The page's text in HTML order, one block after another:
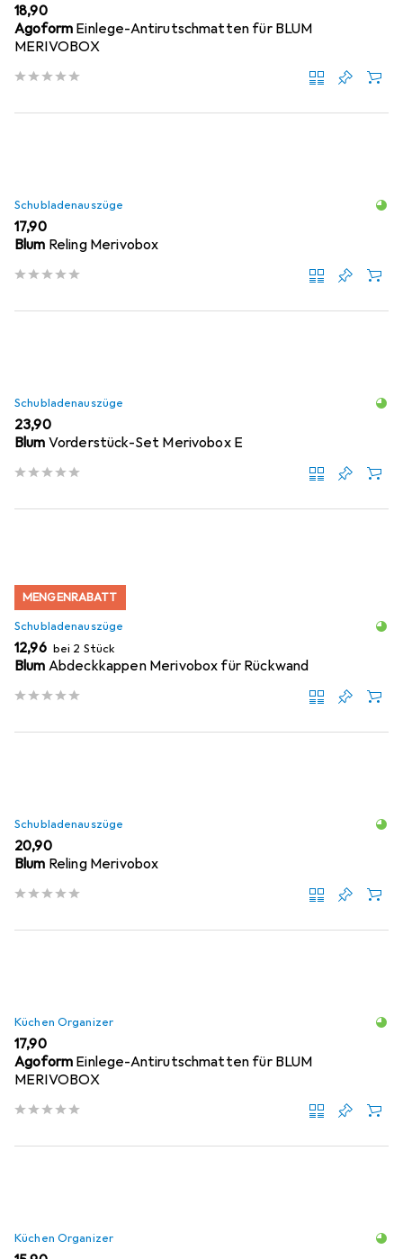
EUR
18,90
Agoform Einlege-Antirutschmatten für BLUM
MERIVOBOX
Schubladenauszüge
EUR
17,90
Blum Reling Merivobox
Schubladenauszüge
EUR
23,90
Blum Vorderstück-Set Merivobox E
MENGENRABATT
Schubladenauszüge
EUR
12,96 bei 2 Stück
Blum Abdeckkappen Merivobox für Rückwand
Schubladenauszüge
EUR
20,90
Blum Reling Merivobox
Küchen Organizer
EUR
17,90
Agoform Einlege-Antirutschmatten für BLUM
MERIVOBOX
Küchen Organizer